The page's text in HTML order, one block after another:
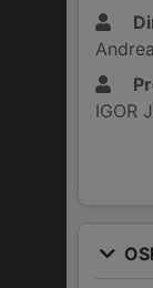
IGOR